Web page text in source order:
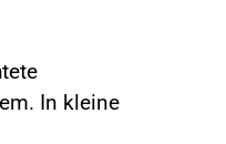
In kleine